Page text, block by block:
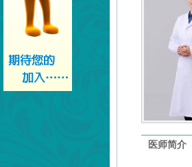
医师简介